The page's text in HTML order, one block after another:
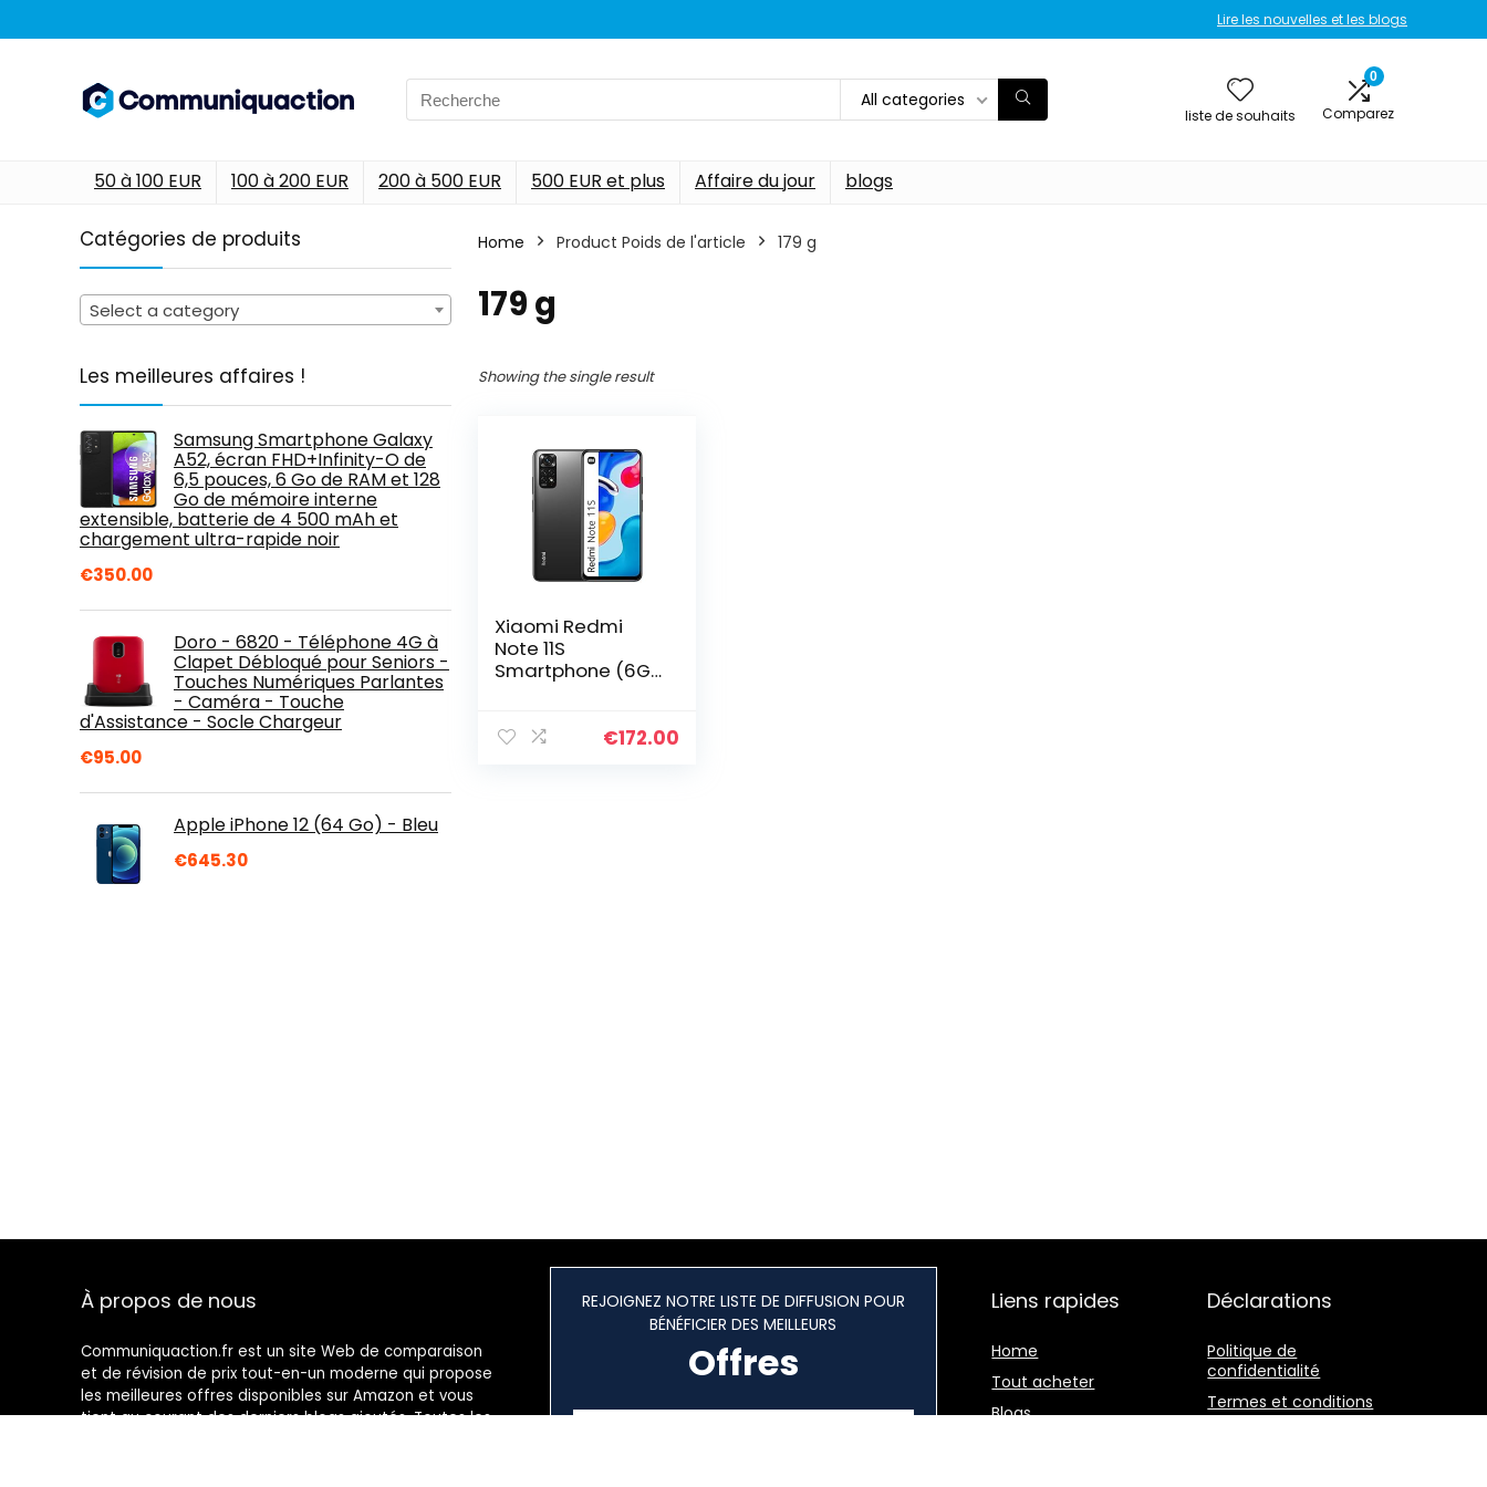
Lire les nouvelles et les blogs
Search
for:
All categories
liste de souhaits
0
Comparez
50 à 100 EUR 100 à 200 EUR 200 à 500 EUR 500 EUR et plus Affaire du jour blogs
Catégories de produits
Select a category
Les meilleures affaires !
Samsung Smartphone Galaxy
A52, écran FHD+Infinity-O de
6,5 pouces, 6 Go de RAM et 128
Go de mémoire interne
extensible, batterie de 4 500 mAh et
chargement ultra-rapide noir
€350.00
Doro - 6820 - Téléphone 4G à
Clapet Débloqué pour Seniors -
Touches Numériques Parlantes
- Caméra - Touche
d'Assistance - Socle Chargeur
€95.00
Apple iPhone 12 (64 Go) - Bleu
€645.30
Home Product Poids de l'article ‎179 g
‎179 g
Showing the single result
Xiaomi Redmi
Note 11S
Smartphone (6GB
€172.00
À propos de nous
Communiquaction.fr est un site Web de comparaison
et de révision de prix tout-en-un moderne qui propose
les meilleures offres disponibles sur Amazon et vous
tient au courant des derniers blogs ajoutés. Toutes les
REJOIGNEZ NOTRE LISTE DE DIFFUSION POUR
BÉNÉFICIER DES MEILLEURS
Offres
Liens rapides
Home
Tout acheter
Blogs
Déclarations
Politique de
confidentialité
Termes et conditions